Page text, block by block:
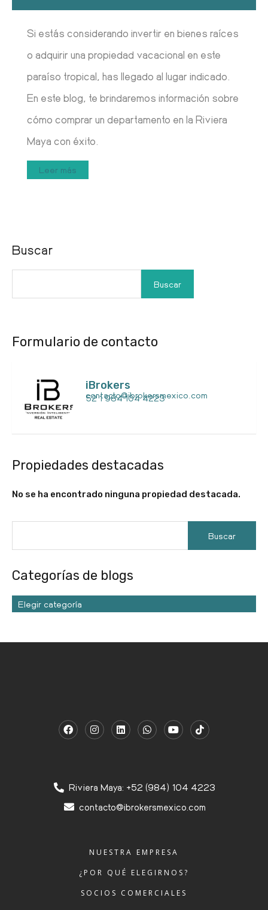
Si estás considerando invertir en bienes raíces
o adquirir una propiedad vacacional en este
paraíso tropical, has llegado al lugar indicado.
En este blog, te brindaremos información sobre
cómo comprar un departamento en la Riviera
Maya con éxito.
Leer más
Buscar
Buscar
Formulario de contacto
iBrokers
contacto@ibrokersmexico.com
52 1 984 104 4223
Propiedades destacadas
No se ha encontrado ninguna propiedad destacada.
Categorías de blogs
Elegir categoría
Riviera Maya: +52 (984) 104 4223
contacto@ibrokersmexico.com
NUESTRA EMPRESA
¿POR QUÉ ELEGIRNOS?
SOCIOS COMERCIALES